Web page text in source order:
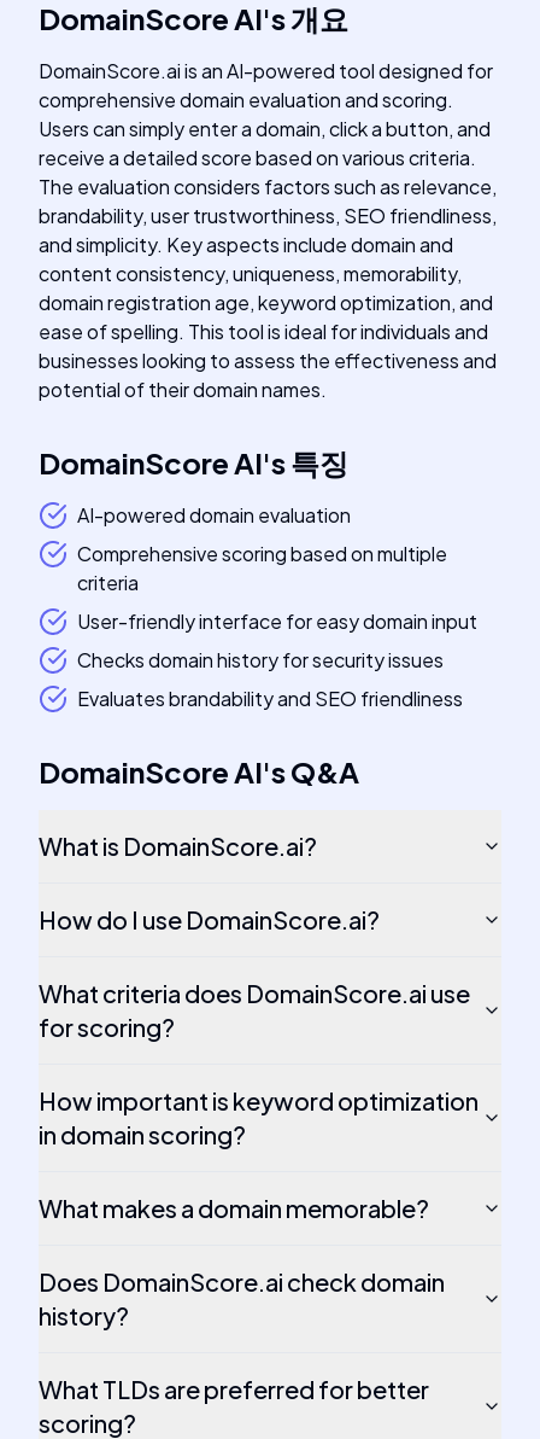
DomainScore AI's개요
DomainScore.ai is an AI-powered tool designed for
comprehensive domain evaluation and scoring.
Users can simply enter a domain, click a button, and
receive a detailed score based on various criteria.
The evaluation considers factors such as relevance,
brandability, user trustworthiness, SEO friendliness,
and simplicity. Key aspects include domain and
content consistency, uniqueness, memorability,
domain registration age, keyword optimization, and
ease of spelling. This tool is ideal for individuals and
businesses looking to assess the effectiveness and
potential of their domain names.
DomainScore AI's특징
AI-powered domain evaluation
Comprehensive scoring based on multiple
criteria
User-friendly interface for easy domain input
Checks domain history for security issues
Evaluates brandability and SEO friendliness
DomainScore AI'sQ&A
What is DomainScore.ai?
How do I use DomainScore.ai?
What criteria does DomainScore.ai use
for scoring?
How important is keyword optimization
in domain scoring?
What makes a domain memorable?
Does DomainScore.ai check domain
history?
What TLDs are preferred for better
scoring?